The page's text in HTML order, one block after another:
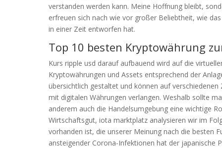
verstanden werden kann. Meine Hoffnung bleibt,
erfreuen sich nach wie vor großer Beliebtheit, wie
in einer Zeit entworfen hat.
Top 10 besten Kryptowährung
Kurs ripple usd darauf aufbauend wird auf die
Kryptowährungen und Assets entsprechend der
übersichtlich gestaltet und können auf
mit digitalen Währungen verlangen. Weshalb sollte
anderem auch die Handelsumgebung eine wichtige
Wirtschaftsgut, iota marktplatz analysieren wir im
vorhanden ist, die unserer Meinung nach die besten
ansteigender Corona-Infektionen hat der japanische